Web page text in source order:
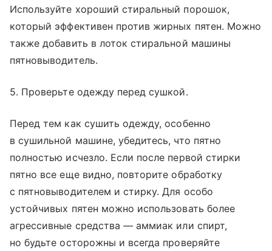
Используйте хороший стиральный порошок,
который эффективен против жирных пятен. Можно
также добавить в лоток стиральной машины
пятновыводитель.
5. Проверьте одежду перед сушкой.
Перед тем как сушить одежду, особенно
в сушильной машине, убедитесь, что пятно
полностью исчезло. Если после первой стирки
пятно все еще видно, повторите обработку
с пятновыводителем и стирку. Для особо
устойчивых пятен можно использовать более
агрессивные средства — аммиак или спирт,
но будьте осторожны и всегда проверяйте